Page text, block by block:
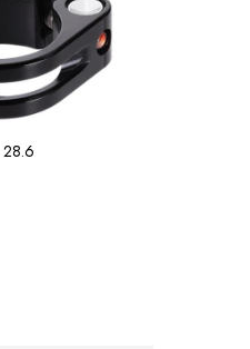
28.6